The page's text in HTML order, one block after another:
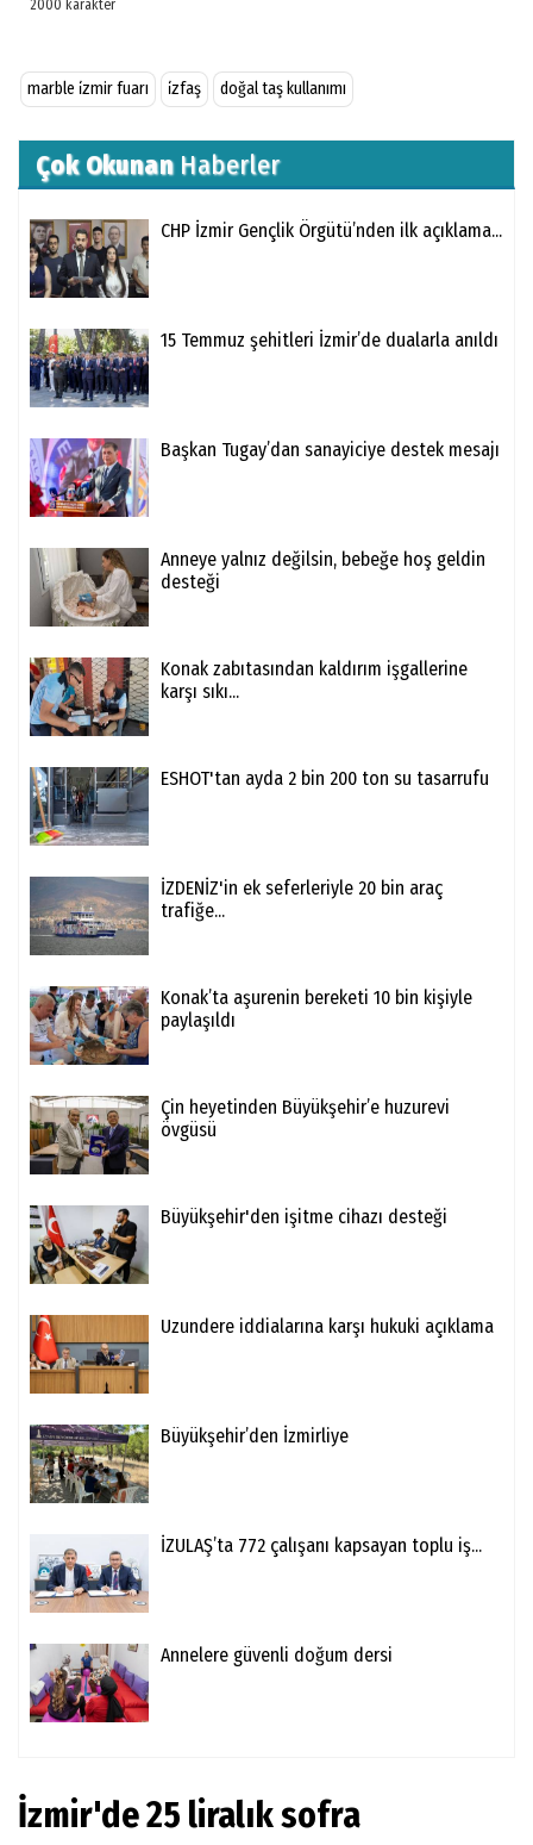
marble i̇zmir fuarı i̇zfaş doğal taş kullanımı
Çok OkunanHaberler
CHP İzmir Gençlik Örgütü’nden ilk açıklama...
15 Temmuz şehitleri İzmir’de dualarla anıldı
Başkan Tugay’dan sanayiciye destek mesajı
Anneye yalnız değilsin, bebeğe hoş geldin
desteği
Konak zabıtasından kaldırım işgallerine
karşı sıkı...
ESHOT'tan ayda 2 bin 200 ton su tasarrufu
İZDENİZ'in ek seferleriyle 20 bin araç
trafiğe...
Konak’ta aşurenin bereketi 10 bin kişiyle
paylaşıldı
Çin heyetinden Büyükşehir’e huzurevi
övgüsü
Büyükşehir'den işitme cihazı desteği
Uzundere iddialarına karşı hukuki açıklama
Büyükşehir’den İzmirliye
İZULAŞ’ta 772 çalışanı kapsayan toplu iş...
Annelere güvenli doğum dersi
İzmir'de 25 liralık sofra